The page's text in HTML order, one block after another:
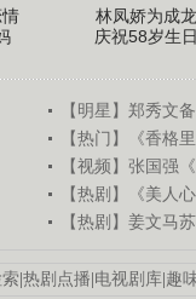
林凤娇为成龙
庆祝58岁生
【明星】郑秀文
【热门】《香格
【视频】张国强
【热剧】《美人
【热剧】姜文马
|热剧点播|电视剧库|趣